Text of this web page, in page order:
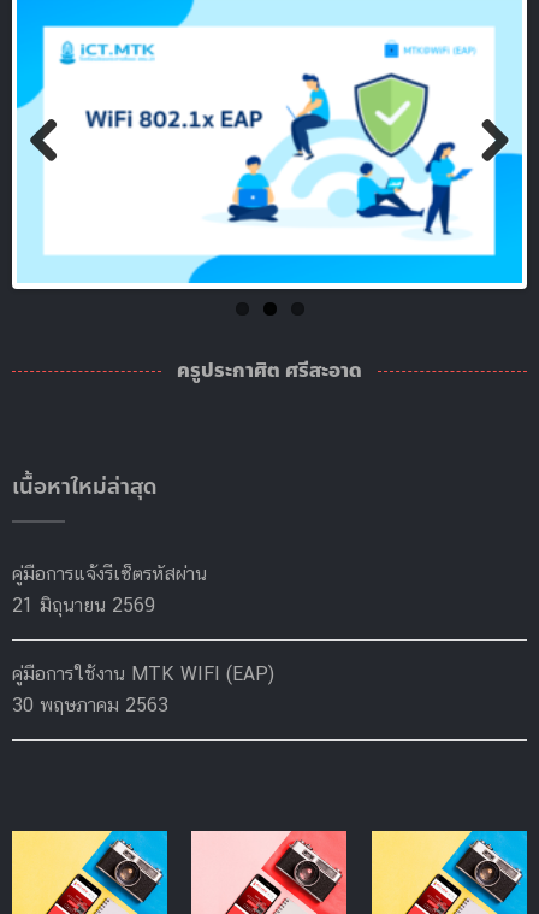
ครูประกาศิต ศรีสะอาด
เนื้อหาใหม่ล่าสุด
คู่มือการแจ้งรีเซ็ตรหัสผ่าน
21 มิถุนายน 2569
คู่มือการใช้งาน MTK WIFI (EAP)
30 พฤษภาคม 2563